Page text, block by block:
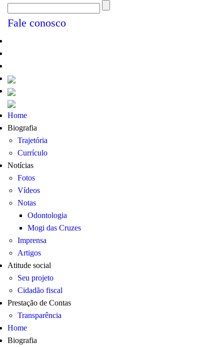
Fale conosco
Home
Biografia
Trajetória
Currículo
Notícias
Fotos
Vídeos
Notas
Odontologia
Mogi das Cruzes
Imprensa
Artigos
Atitude social
Seu projeto
Cidadão fiscal
Prestação de Contas
Transparência
Home
Biografia